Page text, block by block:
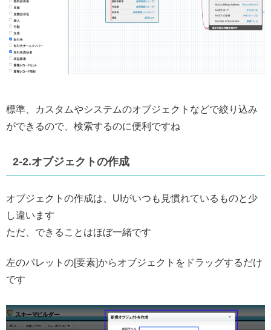
標準、カスタムやシステムのオブジェクトなどで絞り込み
ができるので、検索するのに便利ですね
2-2.オブジェクトの作成
オブジェクトの作成は、UIがいつも見慣れているものと少
し違います
ただ、できることはほぼ一緒です
左のパレットの[要素]からオブジェクトをドラッグするだけ
です